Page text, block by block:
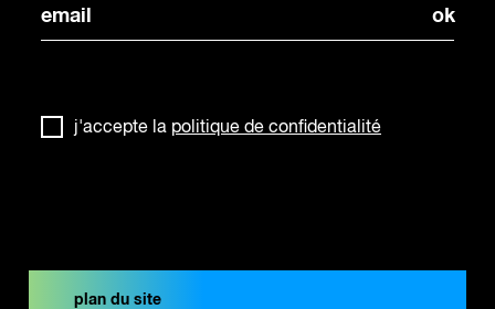
j'accepte la politique de confidentialité
plan du site